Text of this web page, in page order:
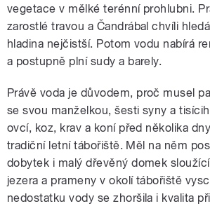
vegetace v mělké terénní prohlubni.
zarostlé travou a Čandrábal chvíli
hladina nejčistší. Potom vodu nabírá
a postupně plní sudy a barely.
Právě voda je důvodem, proč musel
se svou manželkou, šesti syny a
ovcí, koz, krav a koní před několika
tradiční letní tábořiště. Měl na něm
dobytek i malý dřevěný domek
jezera a prameny v okolí tábořiště
nedostatku vody se zhoršila i kvalita